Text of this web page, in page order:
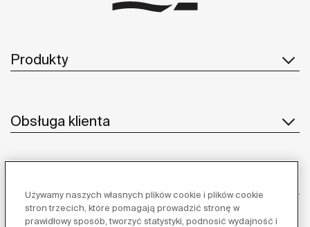
Produkty
Obsługa klienta
Używamy naszych własnych plików cookie i plików cookie
stron trzecich, które pomagają prowadzić stronę w
prawidłowy sposób, tworzyć statystyki, podnosić wydajność i